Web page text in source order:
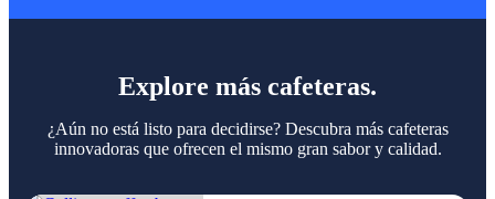
Explore más cafeteras.
¿Aún no está listo para decidirse? Descubra más cafeteras
innovadoras que ofrecen el mismo gran sabor y calidad.